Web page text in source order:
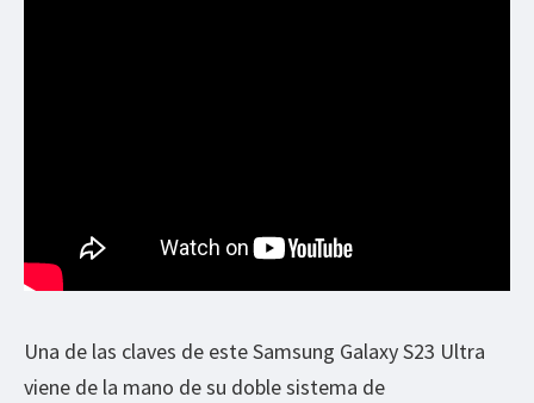
Una de las claves de este Samsung Galaxy S23 Ultra
viene de la mano de su doble sistema de